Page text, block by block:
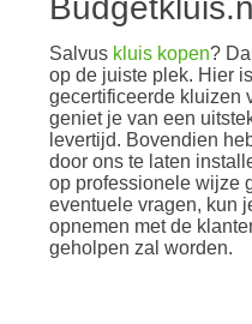
Salvus kluis kopen?
op de juiste plek. Hier
gecertificeerde kluizen
geniet je van een
levertijd. Bovendien
door ons te laten
op professionele wijze
eventuele vragen, kun
opnemen met de
geholpen zal worden.